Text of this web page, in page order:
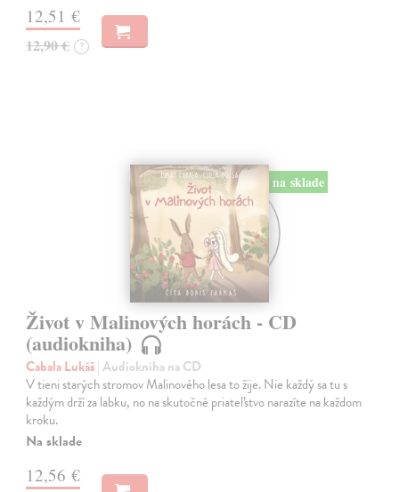
12,51 €
12,90 € ?
na sklade
Život v Malinových horách - CD
(audiokniha)
Cabala Lukáš| Audiokniha na CD
V tieni starých stromov Malinového lesa to žije. Nie každý sa tu s
každým drží za labku, no na skutočné priateľstvo narazíte na každom
kroku.
Na sklade
12,56 €